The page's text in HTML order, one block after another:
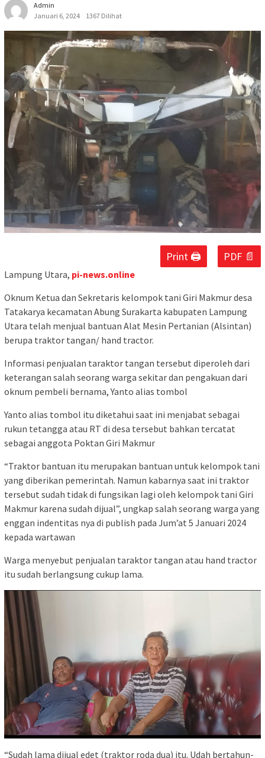
Admin
Januari 6, 2024
1367 Dilihat
Print 🖨 PDF 📄
Lampung Utara, pi-news.online
Oknum Ketua dan Sekretaris kelompok tani Giri Makmur desa
Tatakarya kecamatan Abung Surakarta kabupaten Lampung
Utara telah menjual bantuan Alat Mesin Pertanian (Alsintan)
berupa traktor tangan/ hand tractor.
Informasi penjualan taraktor tangan tersebut diperoleh dari
keterangan salah seorang warga sekitar dan pengakuan dari
oknum pembeli bernama, Yanto alias tombol
Yanto alias tombol itu diketahui saat ini menjabat sebagai
rukun tetangga atau RT di desa tersebut bahkan tercatat
sebagai anggota Poktan Giri Makmur
“Traktor bantuan itu merupakan bantuan untuk kelompok tani
yang diberikan pemerintah. Namun kabarnya saat ini traktor
tersebut sudah tidak di fungsikan lagi oleh kelompok tani Giri
Makmur karena sudah dijual”, ungkap salah seorang warga yang
enggan indentitas nya di publish pada Jum’at 5 Januari 2024
kepada wartawan
Warga menyebut penjualan taraktor tangan atau hand tractor
itu sudah berlangsung cukup lama.
“Sudah lama dijual edet (traktor roda dua) itu. Udah bertahun-